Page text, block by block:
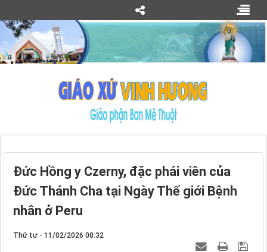
Đức Hồng y Czerny, đặc phái viên của
Đức Thánh Cha tại Ngày Thế giới Bệnh
nhân ở Peru
Thứ tư - 11/02/2026 08:32